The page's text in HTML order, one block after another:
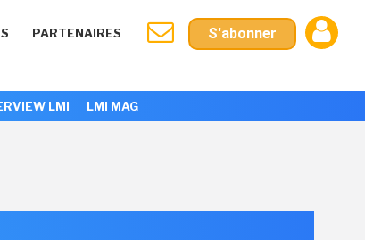
PARTENAIRES S'abonner
LMI LMI MAG